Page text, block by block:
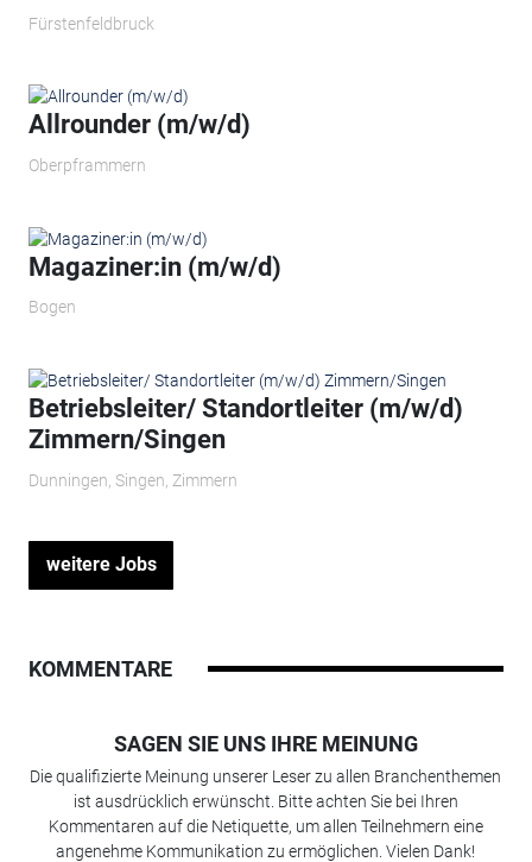
Fürstenfeldbruck
Allrounder (m/w/d)
Oberpframmern
Magaziner:in (m/w/d)
Bogen
Betriebsleiter/ Standortleiter (m/w/d)
Zimmern/Singen
Dunningen, Singen, Zimmern
weitere Jobs
KOMMENTARE
SAGEN SIE UNS IHRE MEINUNG
Die qualifizierte Meinung unserer Leser zu allen Branchenthemen
ist ausdrücklich erwünscht. Bitte achten Sie bei Ihren
Kommentaren auf die Netiquette, um allen Teilnehmern eine
angenehme Kommunikation zu ermöglichen. Vielen Dank!